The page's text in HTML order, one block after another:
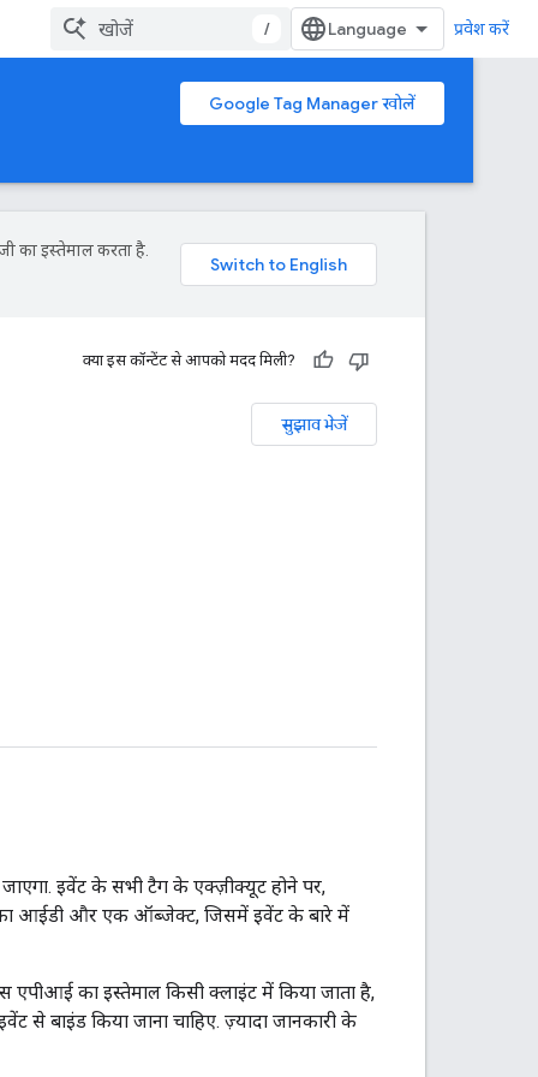
/ प्रवेश करें
Google Tag Manager खोलें
का इस्तेमाल करता है.
क्या इस कॉन्टेंट से आपको मदद मिली?
सुझाव भेजें
इवेंट के सभी टैग के एक्ज़ीक्यूट होने पर,
आईडी और एक ऑब्जेक्ट, जिसमें इवेंट के बारे में
एपीआई का इस्तेमाल किसी क्लाइंट में किया जाता है,
बाइंड किया जाना चाहिए. ज़्यादा जानकारी के